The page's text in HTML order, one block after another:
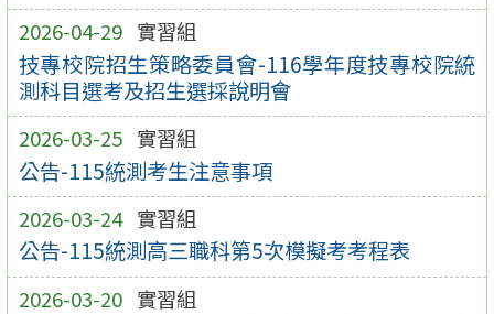
2026-04-29 實習組
技專校院招生策略委員會-116學年度技專校院統
測科目選考及招生選採說明會
2026-03-25 實習組
公告-115統測考生注意事項
2026-03-24 實習組
公告-115統測高三職科第5次模擬考考程表
2026-03-20 實習組